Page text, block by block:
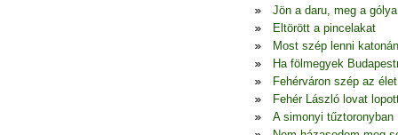
Jön a daru, meg a gólya
Eltörött a pincelakat
Most szép lenni
Ha fölmegyek
Fehérváron szép az élet
Fehér László lovat
A simonyi tűztoronyban